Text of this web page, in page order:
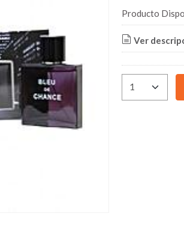
Producto
Ver